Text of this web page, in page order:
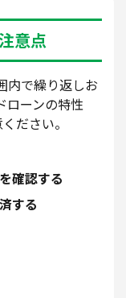
意点
内で繰り返しお
ローンの特性
ださい。
確認する
する